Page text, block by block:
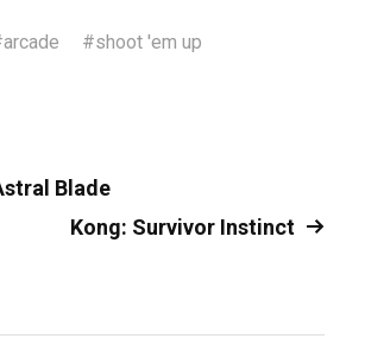
arcade #shoot 'em up
Blade
Kong: Survivor Instinct